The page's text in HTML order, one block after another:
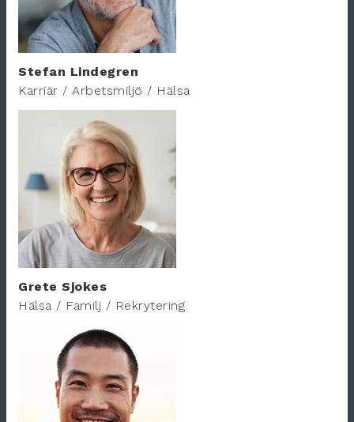
Stefan Lindegren
Karriär / Arbetsmiljö / Hälsa
Grete Sjokes
Hälsa / Familj / Rekrytering